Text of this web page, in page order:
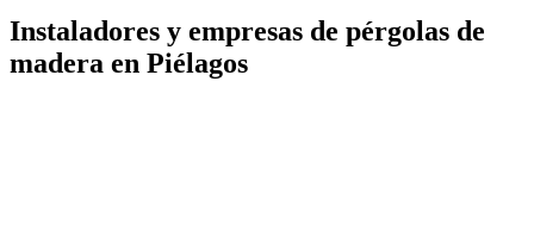
Instaladores y empresas de pérgolas de
madera en Piélagos